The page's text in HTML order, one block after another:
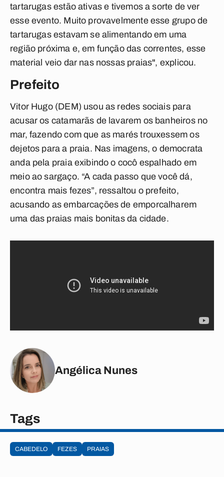
tartarugas estão ativas e tivemos a sorte de ver
esse evento. Muito provavelmente esse grupo de
tartarugas estavam se alimentando em uma
região próxima e, em função das correntes, esse
material veio dar nas nossas praias", explicou.
Prefeito
Vitor Hugo (DEM) usou as redes sociais para
acusar os catamarãs de lavarem os banheiros no
mar, fazendo com que as marés trouxessem os
dejetos para a praia. Nas imagens, o democrata
anda pela praia exibindo o cocô espalhado em
meio ao sargaço. “A cada passo que você dá,
encontra mais fezes”, ressaltou o prefeito,
acusando as embarcações de emporcalharem
uma das praias mais bonitas da cidade.
Angélica Nunes
Tags
CABEDELO FEZES PRAIAS